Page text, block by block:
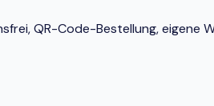
QR-Code-Bestellung,